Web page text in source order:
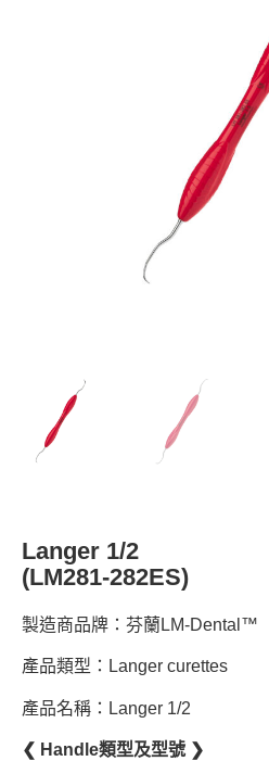
Langer 1/2
(LM281-282ES)
製造商品牌：芬蘭LM-Dental™
產品類型：Langer curettes
產品名稱：Langer 1/2
❮ Handle類型及型號 ❯